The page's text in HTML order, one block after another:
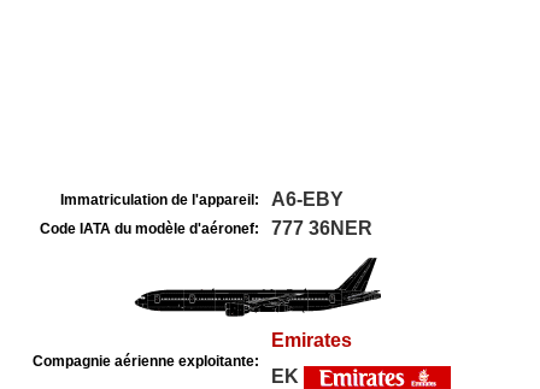
Immatriculation de l'appareil: A6-EBY
Code IATA du modèle d'aéronef: 777 36NER
Compagnie aérienne exploitante:
Emirates
EK